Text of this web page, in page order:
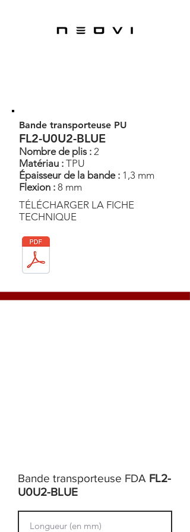
Bande transporteuse PU
FL2-U0U2-BLUE
Nombre de plis : 2
Matériau : TPU
Épaisseur de la bande : 1,3 mm
Flexion : 8 mm
TÉLÉCHARGER LA FICHE
TECHNIQUE
Bande transporteuse FDA FL2-
U0U2-BLUE